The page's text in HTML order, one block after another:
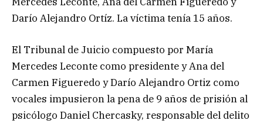
Darío Alejandro Ortíz. La víctima tenía 15 años.
El Tribunal de Juicio compuesto por María
Mercedes Leconte como presidente y Ana del
Carmen Figueredo y Darío Alejandro Ortiz como
vocales impusieron la pena de 9 años de prisión al
psicólogo Daniel Chercasky, responsable del delito